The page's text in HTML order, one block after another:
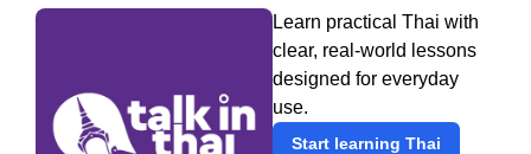
Learn practical Thai with
clear, real-world lessons
designed for everyday
use.
Start learning Thai